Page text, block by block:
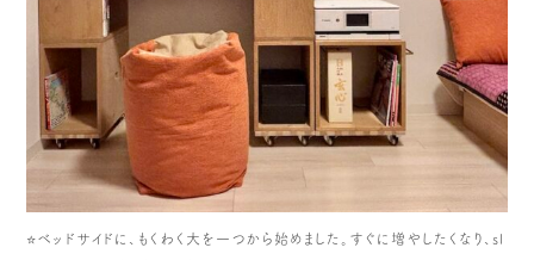
⭐️ベッドサイドに、もくわく大を一つから始めました。すぐに増やしたくなり、sl